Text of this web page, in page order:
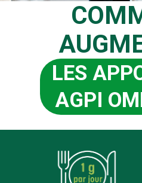
LES
AGPI